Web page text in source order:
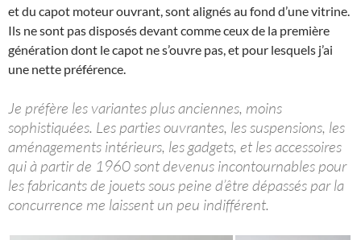
et du capot moteur ouvrant, sont alignés au fond d’une vitrine.
Ils ne sont pas disposés devant comme ceux de la première
génération dont le capot ne s’ouvre pas, et pour lesquels j’ai
une nette préférence.
Je préfère les variantes plus anciennes, moins
sophistiquées. Les parties ouvrantes, les suspensions, les
aménagements intérieurs, les gadgets, et les accessoires
qui à partir de 1960 sont devenus incontournables pour
les fabricants de jouets sous peine d’être dépassés par la
concurrence me laissent un peu indifférent.